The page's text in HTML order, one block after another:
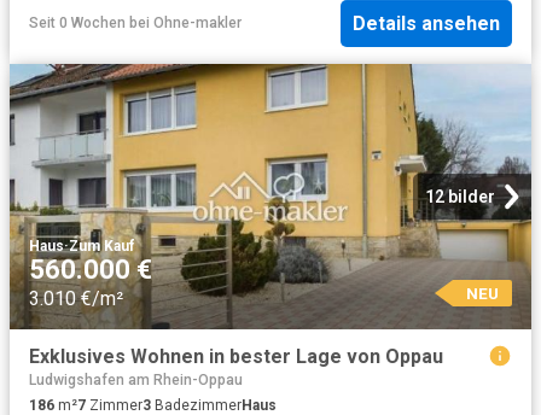
Seit 0 Wochen bei Ohne-makler Details ansehen
12 bilder
Haus·Zum Kauf
560.000 €
3.010 €/m² NEU
Exklusives Wohnen in bester Lage von Oppau
Ludwigshafen am Rhein-Oppau
186 m²7 Zimmer3 BadezimmerHaus